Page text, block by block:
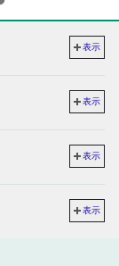
表示
表示
表示
表示